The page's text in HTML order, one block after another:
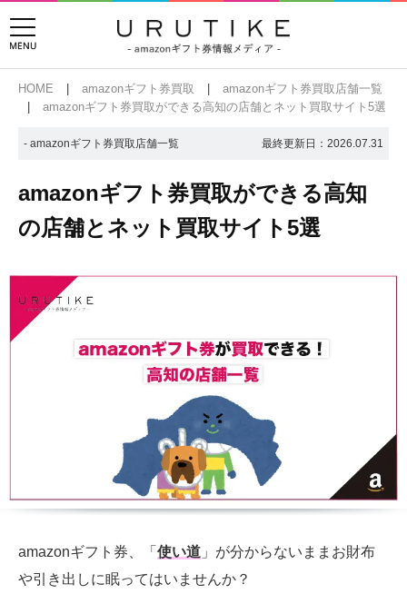
HOME amazonギフト券買取
amazonギフト券買取店舗一覧
amazonギフト券買取ができる高知の店舗とネット買取サイト5選
- amazonギフト券買取店舗一覧 最終更新日： 2026.07.31
amazonギフト券買取ができる高知
の店舗とネット買取サイト5選
amazonギフト券、「 使い道 」が分からないままお財布
や引き出しに眠ってはいませんか？